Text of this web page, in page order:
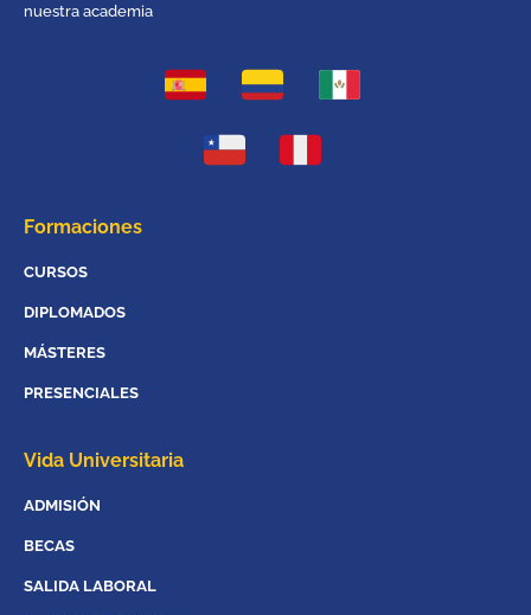
nuestra academia
Formaciones
CURSOS
DIPLOMADOS
MÁSTERES
PRESENCIALES
Vida Universitaria
ADMISIÓN
BECAS
SALIDA LABORAL